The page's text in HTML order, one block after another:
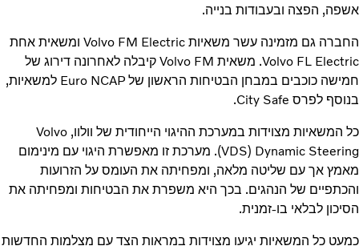
אשפה, הפצה ובעבודות בנייה.
החברה גם מזמינה עשר משאיות Volvo FM Electric ומשאית אחת
Volvo FL Electric. משאית Volvo FM קיבלה לאחרונה דירוג של
חמישה כוכבים במבחן הבטיחות הראשון של Euro NCAP למשאיות,
בנוסף לפרס City Safe.
כל המשאיות מצוידות במערכת ההיגוי הייחודית של וולוו, Volvo
Dynamic Steering‏ (VDS). מערכת זו מאפשרת היגוי עם מינימום
מאמץ אך עם שליטה מלאה, ומפחיתה את העומס על הזרועות
והכתפיים של הנהגים. בכך היא משפרת את הבטיחות ומפחיתה את
הסיכון לבלאי בו-זמנית.
כמעט כל המשאיות יגיעו מצוידות במראות הצד עם מצלמות החדשות